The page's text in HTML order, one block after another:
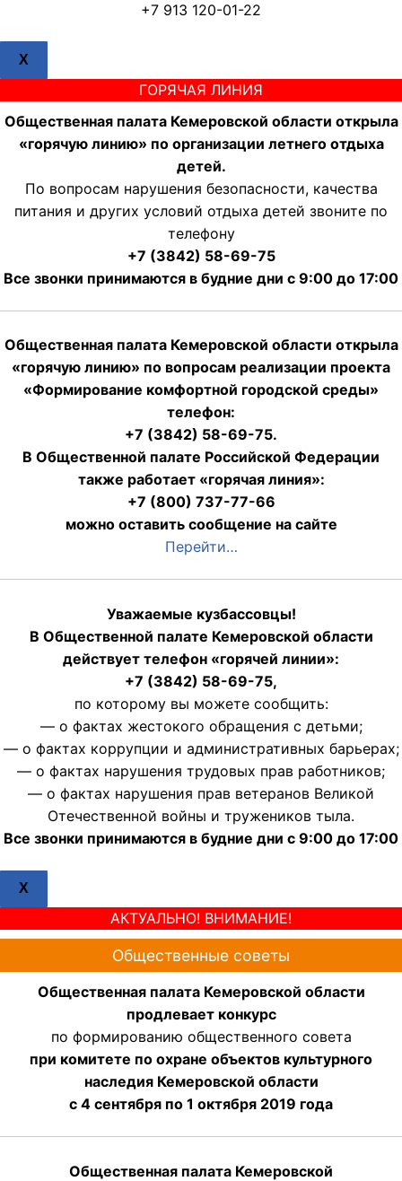
+7 913 120-01-22
X
ГОРЯЧАЯ ЛИНИЯ
Общественная палата Кемеровской области открыла
«горячую линию» по организации летнего отдыха
детей.
По вопросам нарушения безопасности, качества
питания и других условий отдыха детей звоните по
телефону
+7 (3842) 58-69-75
Все звонки принимаются в будние дни с 9:00 до 17:00
Общественная палата Кемеровской области открыла
«горячую линию» по вопросам реализации проекта
«Формирование комфортной городской среды»
телефон:
+7 (3842) 58-69-75.
В Общественной палате Российской Федерации
также работает «горячая линия»:
+7 (800) 737-77-66
можно оставить сообщение на сайте
Перейти…
Уважаемые кузбассовцы!
В Общественной палате Кемеровской области
действует телефон «горячей линии»:
+7 (3842) 58-69-75,
по которому вы можете сообщить:
— о фактах жестокого обращения с детьми;
— о фактах коррупции и административных барьерах;
— о фактах нарушения трудовых прав работников;
— о фактах нарушения прав ветеранов Великой
Отечественной войны и тружеников тыла.
Все звонки принимаются в будние дни с 9:00 до 17:00
X
АКТУАЛЬНО! ВНИМАНИЕ!
Общественные советы
Общественная палата Кемеровской области
продлевает конкурс
по формированию общественного совета
при комитете по охране объектов культурного
наследия Кемеровской области
с 4 сентября по 1 октября 2019 года
Общественная палата Кемеровской